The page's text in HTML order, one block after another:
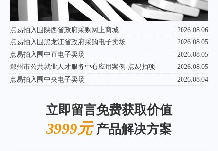
点易拍入围陕西省政府采购网上商城
2026.08.06
点易拍入围黑龙江省政府采购电子卖场
2026.08.05
点易拍入围中直电子卖场
2026.08.05
郑州市公共就业人才服务中心应用案例-点易拍项
2026.08.05
点易拍入围中央电子卖场
2026.08.04
立即留言免费获取价值
3999元产品解决方案